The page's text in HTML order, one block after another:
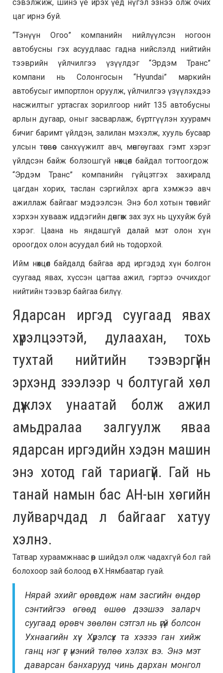
сэвэлжиж, шинэ үе ирэх үед нүгэл эзнээ олж очих
цаг ирнэ буй.
“Тэнүүн Огоо” компанийн нийлүүлсэн ногоон
автобусны гэх асуудлаас гадна нийслэлд нийтийн
тээврийн үйлчилгээ үзүүлдэг “Эрдэм Транс”
компани нь Солонгосын “Hyundai” маркийн
автобусыг импортлон оруулж, үйлчилгээ үзүүлэхдээ
насжилтыг уртасгах зорилгоор нийт 135 автобусны
арлын дугаар, оныг засварлаж, бүртгүүлэн хуурамч
бичиг баримт үйлдэн, залилан мэхэлж, хууль бусаар
улсын төсвөөс санхүүжилт авч, мөнгө угаах гэмт хэрэг
үйлдсэн байж болзошгүй нөхцөл байдал тогтоогдож
“Эрдэм Транс” компанийн гүйцэтгэх захиралд
цагдан хорих, таслан сэргийлэх арга хэмжээ авч
ажиллаж байгааг мэдээлсэн. Энэ бол хотын төсвийг
хэрхэн хувааж иддэгийн дөнгөж зах зух нь цухуйж буй
хэрэг. Цаана нь яндашгүй далай мэт олон хүн
ороогдох олон асуудал бий нь тодорхой.
Ийм нөхцөл байдалд байгаа ард иргэдэд хүн болгон
суугаад явах, хүссэн цагтаа ажил, гэртээ оччихдог
нийтийн тээвэр байгаа билүү.
Ядарсан иргэд суугаад явах
хүрэлцээтэй, дулаахан, тохь
тухтай нийтийн тээвэргүйн
эрхэнд зээлээр ч болтугай хөл
дүүжлэх унаатай болж ажил
амьдралаа залгуулж яваа
ядарсан иргэдийн хэдэн машин
энэ хотод гай тариагүй. Гай нь
танай намын бас АН-ын хөгийн
луйварчдад л байгааг хатуу
хэлнэ.
Татвар хураамжнаас өөр шийдэл олж чадахгүй бол гай
болохоор зай болоод өг Х.Нямбаатар гуай.
Нярай эхийг өрөвдөж нам засгийн өндөр
сэнтийгээ өгөөд өшөө дээшээ заларч
суугаад өрөвч зөөлөн сэтгэл нь үгүй болсон
Ухнаагийн хүү Хүрэлсүх та хэзээ ган хийж
ганц нэг үг үнэний төлөө хэлэх вэ. Энэ мэт
даварсан банхарууд чинь дархан монгол